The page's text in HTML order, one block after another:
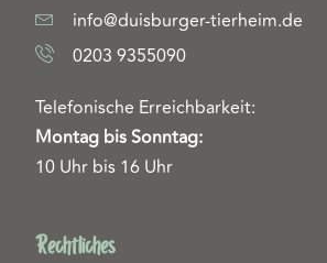
info@duisburger-tierheim.de
0203 9355090
Telefonische Erreichbarkeit:
Montag bis Sonntag:
10 Uhr bis 16 Uhr
Rechtliches